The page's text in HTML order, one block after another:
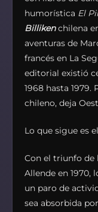
humorística El
Billikenchilena
aventuras de
francés en La
editorial existió
1968 hasta
chileno, deja
Lo que sigue es
Con el triunfo de
Allende en 1970,
un paro de
sea absorbida